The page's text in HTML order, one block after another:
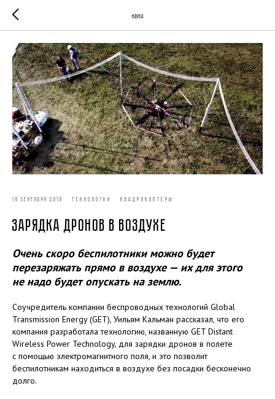
Наука
19 сентября 2018 ТЕХНОЛОГИИ КВАДРОКОПТЕРЫ
Зарядка дронов в воздухе
Очень скоро беспилотники можно будет
перезаряжать прямо в воздухе — их для этого
не надо будет опускать на землю.
Соучредитель компании беспроводных технологий Global
Transmission Energy (GET), Уильям Кальман рассказал, что его
компания разработала технологию, названную GET Distant
Wireless Power Technology, для зарядки дронов в полете
с помощью электромагнитного поля, и это позволит
беспилотникам находиться в воздухе без посадки бесконечно
долго.